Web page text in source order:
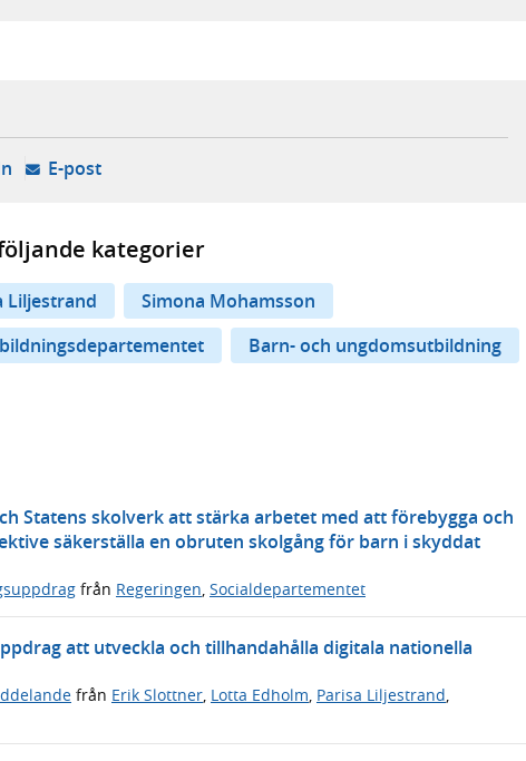
webbplats,
flik, extern webbplats,
- öppnas i ny flik, extern webbplats,
E-post- öppnar din e-postklient,
kategorier
Liljestrand
Simona Mohamsson
Barn- och ungdomsutbildning
Statens skolverk att stärka arbetet med att förebygga och
säkerställa en obruten skolgång för barn i skyddat
från Regeringen, Socialdepartementet
att utveckla och tillhandahålla digitala nationella
från Erik Slottner Lotta Edholm Parisa Liljestrand